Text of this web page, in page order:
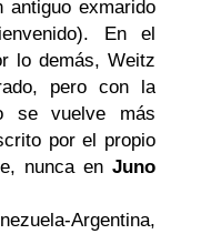
exmarido
En el
lo demás, Weitz
pero con la
se vuelve más
por el propio
nunca en Juno
Argentina,